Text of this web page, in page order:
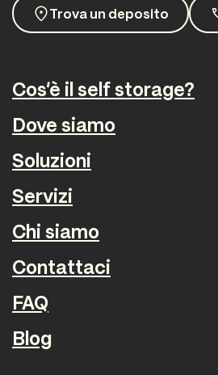
Self storage Verona
Contattaci Scopri la sede
Trova un deposito
Cos'è il self storage?
Dove siamo
Soluzioni
Servizi
Chi siamo
Contattaci
FAQ
Blog